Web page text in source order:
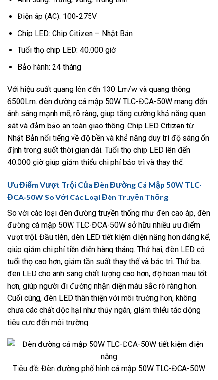
Điện áp (AC): 100-275V
Chip LED: Chip Citizen – Nhật Bản
Tuổi thọ chip LED: 40.000 giờ
Bảo hành: 24 tháng
Với hiệu suất quang lên đến 130 Lm/w và quang thông
6500Lm, đèn đường cá mập 50W TLC-ĐCA-50W mang đến
ánh sáng mạnh mẽ, rõ ràng, giúp tăng cường khả năng quan
sát và đảm bảo an toàn giao thông. Chip LED Citizen từ
Nhật Bản nổi tiếng về độ bền và khả năng duy trì độ sáng ổn
định trong suốt thời gian dài. Tuổi thọ chip LED lên đến
40.000 giờ giúp giảm thiểu chi phí bảo trì và thay thế.
Ưu Điểm Vượt Trội Của Đèn Đường Cá Mập 50W TLC-
ĐCA-50W So Với Các Loại Đèn Truyền Thống
So với các loại đèn đường truyền thống như đèn cao áp, đèn
đường cá mập 50W TLC-ĐCA-50W sở hữu nhiều ưu điểm
vượt trội. Đầu tiên, đèn LED tiết kiệm điện năng hơn đáng kể,
giúp giảm chi phí tiền điện hàng tháng. Thứ hai, đèn LED có
tuổi thọ cao hơn, giảm tần suất thay thế và bảo trì. Thứ ba,
đèn LED cho ánh sáng chất lượng cao hơn, độ hoàn màu tốt
hơn, giúp người đi đường nhận diện màu sắc rõ ràng hơn.
Cuối cùng, đèn LED thân thiện với môi trường hơn, không
chứa các chất độc hại như thủy ngân, giảm thiểu tác động
tiêu cực đến môi trường.
Tiêu đề: Đèn đường phố hình cá mập 50W TLC-ĐCA-50W